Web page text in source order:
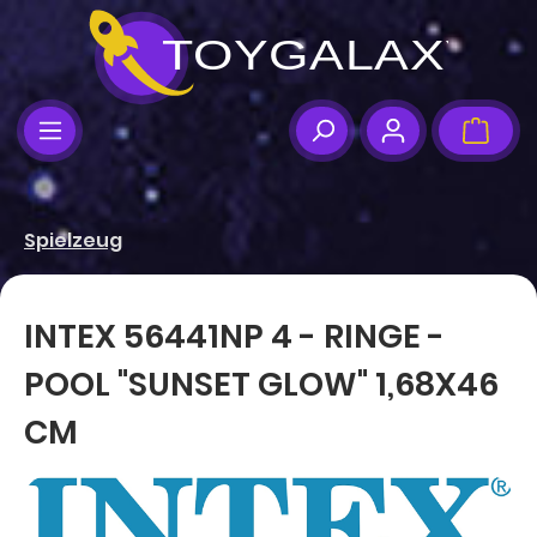
Zum Hauptinhalt springen
Spielzeug
INTEX 56441NP 4 - RINGE -
POOL "SUNSET GLOW" 1,68X46
CM